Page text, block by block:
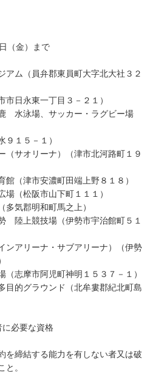
（金）まで
ム（員弁郡東員町大字北大社３２
日永東一丁目３－２１）
水泳場、サッカー・ラグビー場
１５－１）
サオリーナ）（津市北河路町１９
（津市安濃町田端上野８１８）
（松阪市山下町１１１）
気郡明和町馬之上）
陸上競技場（伊勢市宇治館町５１
アリーナ・サブアリーナ）（伊勢
志摩市阿児町神明１５３７－１）
的グラウンド（北牟婁郡紀北町島
必要な資格
締結する能力を有しない者又は破
と。